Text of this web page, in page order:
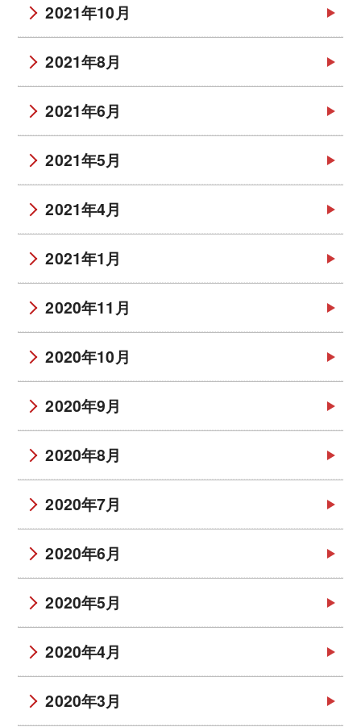
2021年10月
2021年8月
2021年6月
2021年5月
2021年4月
2021年1月
2020年11月
2020年10月
2020年9月
2020年8月
2020年7月
2020年6月
2020年5月
2020年4月
2020年3月